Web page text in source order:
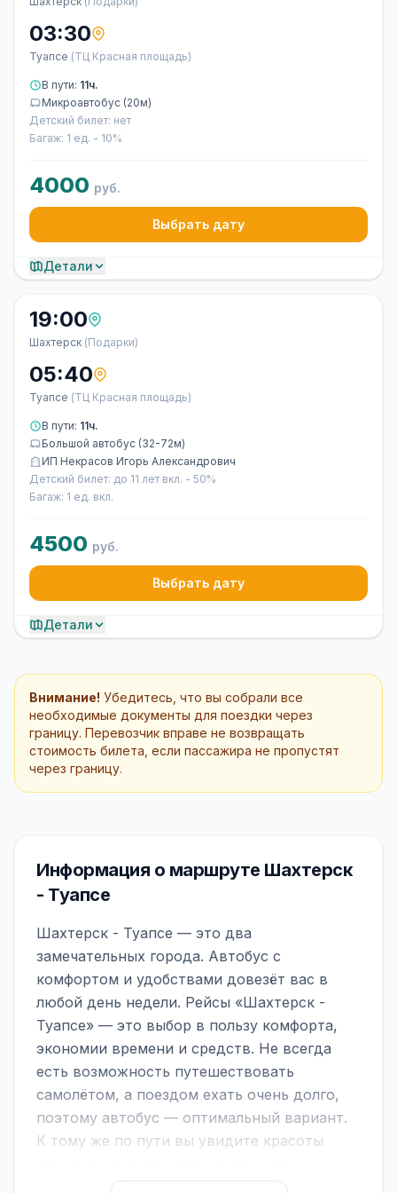
03:30
Туапсе (ТЦ Красная площадь)
В пути: 11ч.
Микроавтобус (20м)
Детский билет: нет
Багаж: 1 ед. - 10%
4000 руб.
Выбрать дату
Детали
19:00
Шахтерск (Подарки)
05:40
Туапсе (ТЦ Красная площадь)
В пути: 11ч.
Большой автобус (32-72м)
ИП Некрасов Игорь Александрович
Детский билет: до 11 лет вкл. - 50%
Багаж: 1 ед. вкл.
4500 руб.
Выбрать дату
Детали
Внимание! Убедитесь, что вы собрали все
необходимые документы для поездки через
границу. Перевозчик вправе не возвращать
стоимость билета, если пассажира не пропустят
через границу.
Информация о маршруте Шахтерск
- Туапсе
Шахтерск - Туапсе — это два
замечательных города. Автобус с
комфортом и удобствами довезёт вас в
любой день недели. Рейсы «Шахтерск -
Туапсе» — это выбор в пользу комфорта,
экономии времени и средств. Не всегда
есть возможность путешествовать
самолётом, а поездом ехать очень долго,
поэтому автобус — оптимальный вариант.
К тому же по пути вы увидите красоты